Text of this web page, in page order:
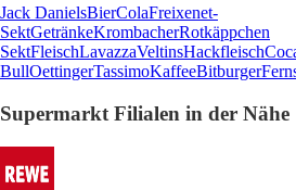
Jack DanielsBierColaFreixenet-
SektGetränkeKrombacherRotkäppchen
SektFleischLavazzaVeltinsHackfleisch
BullOettingerTassimoKaffeeBitburger
Supermarkt Filialen in der Nähe